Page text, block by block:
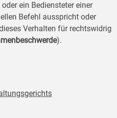
ein Bediensteter einer
Befehl ausspricht oder
Verhalten für rechtswidrig
).